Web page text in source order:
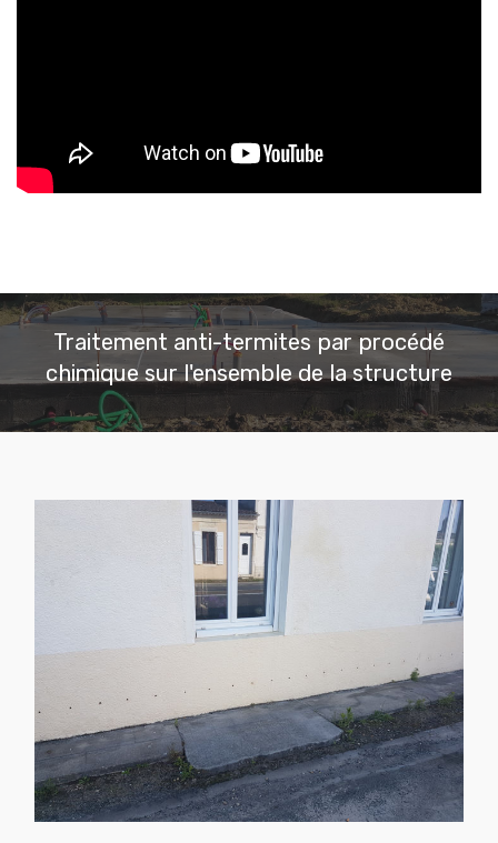
Traitement anti-termites par procédé
chimique sur l'ensemble de la structure